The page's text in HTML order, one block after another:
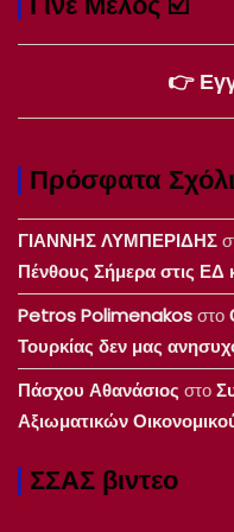
👉
Πρόσφατα
ΓΙΑΝΝΗΣ ΛΥΜΠΕΡΙΔΗΣ
Πένθους Σήμερα στις ΕΔ
Petros Polimenakosστο
Τουρκίας δεν μας
Πάσχου Αθανάσιος στο
Αξιωματικών
ΣΣΑΣ βιντεο